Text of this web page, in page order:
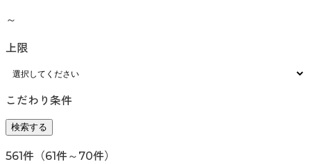
～
上限
こだわり条件
検索する
561件（61件～ 70件）